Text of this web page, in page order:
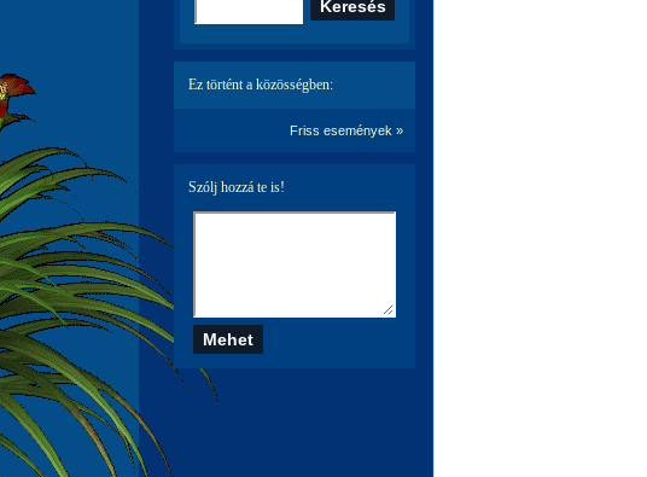
Ez történt a közösségben:
Friss események »
Szólj hozzá te is!